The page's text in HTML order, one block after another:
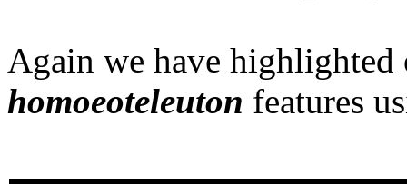
Again we have
homoeoteleuton features